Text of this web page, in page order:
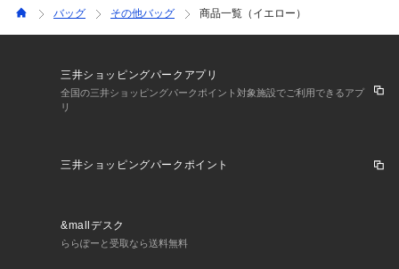
バッグ その他バッグ 商品一覧（イエロー）
三井ショッピングパークアプリ
全国の三井ショッピングパークポイント対象施設でご利用できるアプ
リ
三井ショッピングパークポイント
&mallデスク
ららぽーと受取なら送料無料